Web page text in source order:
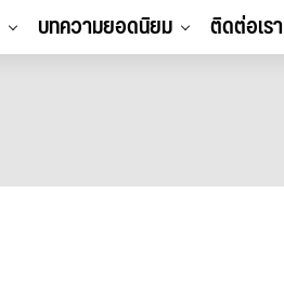
บทความยอดนิยม ติดต่อเรา